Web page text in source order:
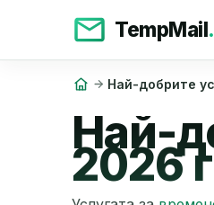
TempMail
Най-добрите
Най-
2026